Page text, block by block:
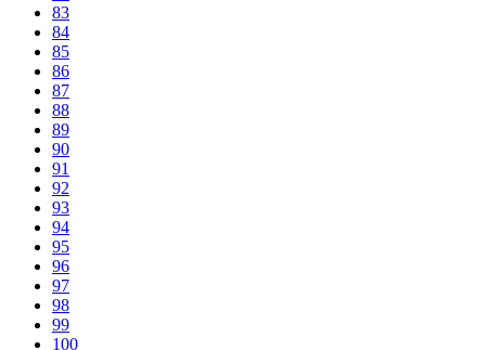
83
84
85
86
87
88
89
90
91
92
93
94
95
96
97
98
99
100